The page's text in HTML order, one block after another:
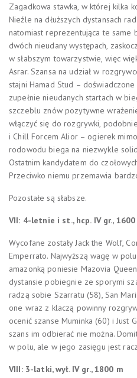
Zagadkowa stawka, w której kilka
Nieźle na dłuższych dystansach
natomiast reprezentująca te same
dwóch nieudany występach,
w słabszym towarzystwie, więc
Asrar. Szansa na udział w
stajni Hamad Stud –
zupełnie nieudanych startach w
szczeblu znów pozytywne
włączyć się do rozgrywki,
i Chill Forcem Alior – ogierek
rodowodu biega na niezwykle
Ostatnim kandydatem do
Przeciwko niemu przemawia
Pozostałe są słabsze.
VII: 4-letnie i st., hcp. IV gr., 1600
Wycofane zostały Jack the Wolf,
Emperrato. Najwyższą wagę w
amazonką poniesie Mazovia
dystansie pobiegnie ze sporymi
radzą sobie Szarratu (58), San
one wraz z klaczą powinny
ocenić szanse Muminka (60) i Just
szans im odbierać nie można.
w polu, ale w jego zasięgu jest
VIII: 3-latki, wył. IV gr., 1800 m